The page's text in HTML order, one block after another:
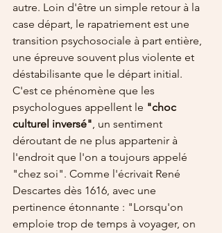
autre. Loin d'être un simple retour à la
case départ, le rapatriement est une
transition psychosociale à part entière,
une épreuve souvent plus violente et
déstabilisante que le départ initial.
C'est ce phénomène que les
psychologues appellent le "choc
culturel inversé", un sentiment
déroutant de ne plus appartenir à
l'endroit que l'on a toujours appelé
"chez soi". Comme l'écrivait René
Descartes dès 1616, avec une
pertinence étonnante : "Lorsqu'on
emploie trop de temps à voyager, on